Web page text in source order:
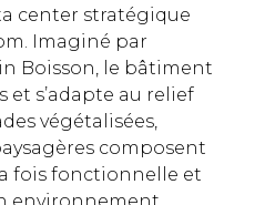
center stratégique
Imaginé par
Boisson, le bâtiment
et s’adapte au relief
végétalisées,
composent
fois fonctionnelle et